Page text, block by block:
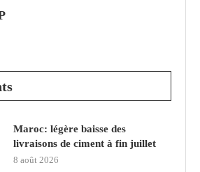
Maroc: légère baisse des
livraisons de ciment à fin juillet
8 août 2026